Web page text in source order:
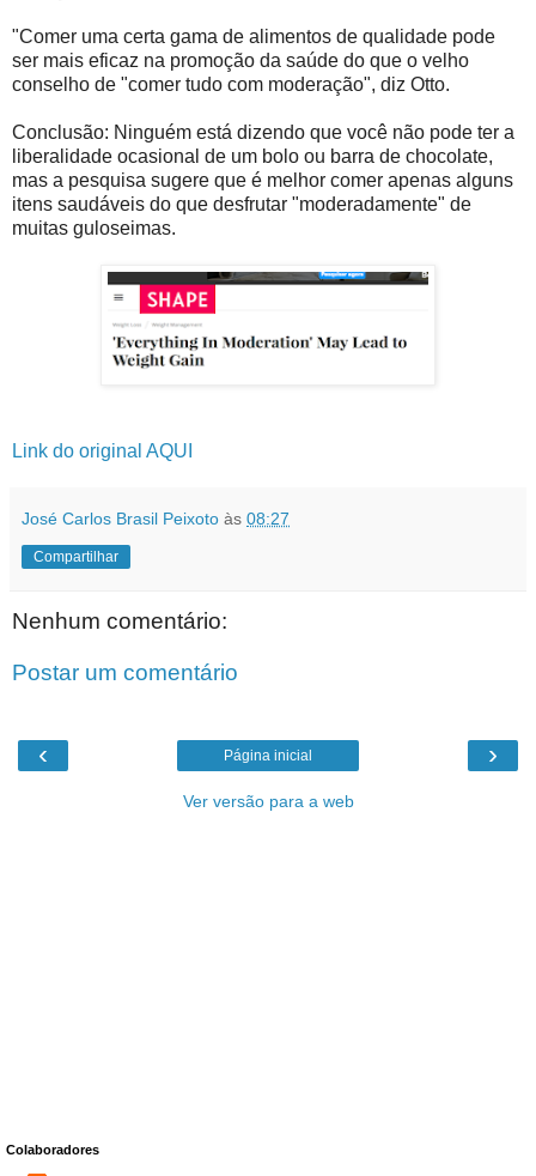
"Comer uma certa gama de alimentos de qualidade pode
ser mais eficaz na promoção da saúde do que o velho
conselho de "comer tudo com moderação", diz Otto.
Conclusão: Ninguém está dizendo que você não pode ter a
liberalidade ocasional de um bolo ou barra de chocolate,
mas a pesquisa sugere que é melhor comer apenas alguns
itens saudáveis ​​do que desfrutar "moderadamente" de
muitas guloseimas.
Link do original AQUI
José Carlos Brasil Peixoto às 08:27
Compartilhar
Nenhum comentário:
Postar um comentário
‹ ›
Página inicial
Ver versão para a web
Colaboradores